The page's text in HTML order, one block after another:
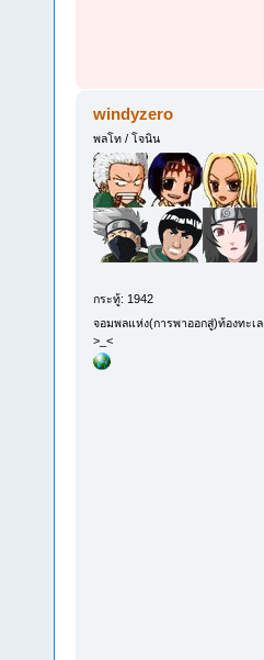
windyzero
พลโท / โจนิน
กระทู้: 1942
จอมพลแห่ง(การพาออกสู่)ท้องทะเล
>_<